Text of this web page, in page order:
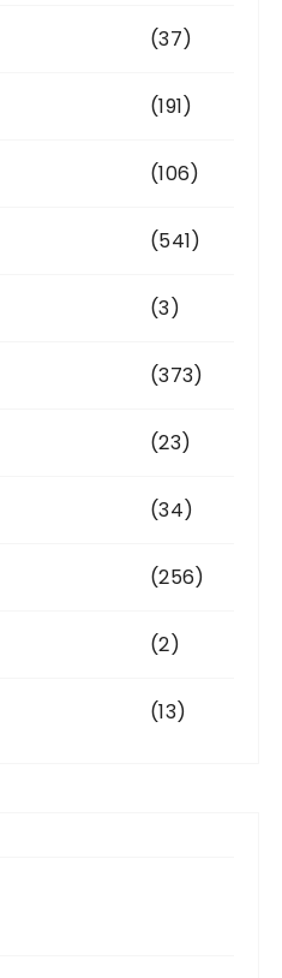
(37)
(191)
(106)
(541)
(3)
(373)
(23)
(34)
(256)
(2)
(13)